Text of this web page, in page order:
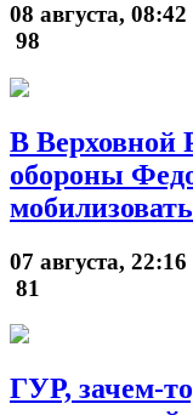
08 августа, 08:42
98
В Верховной
обороны
07 августа, 22:16
81
ГУР, зачем-